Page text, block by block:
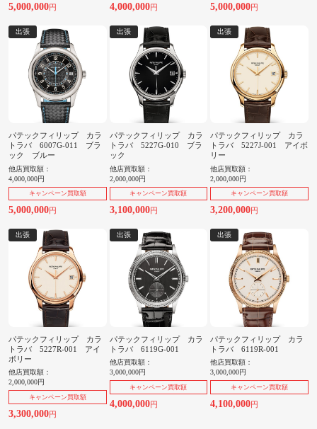
5,000,000円 4,000,000円 5,000,000円
出張
パテックフィリップ カラ
トラバ 6007G-011 ブラ
ック ブルー
他店買取額：
4,000,000円
キャンペーン買取額
5,000,000円
出張
パテックフィリップ カラ
トラバ 5227G-010 ブラ
ック
他店買取額：
2,000,000円
キャンペーン買取額
3,100,000円
出張
パテックフィリップ カラ
トラバ 5227J-001 アイボ
リー
他店買取額：
2,000,000円
キャンペーン買取額
3,200,000円
出張
パテックフィリップ カラ
トラバ 5227R-001 アイ
ボリー
他店買取額：
2,000,000円
キャンペーン買取額
3,300,000円
出張
パテックフィリップ カラ
トラバ 6119G-001
他店買取額：
3,000,000円
キャンペーン買取額
4,000,000円
出張
パテックフィリップ カラ
トラバ 6119R-001
他店買取額：
3,000,000円
キャンペーン買取額
4,100,000円